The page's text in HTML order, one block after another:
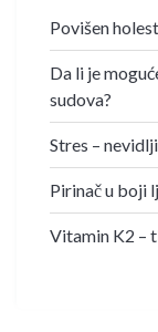
Povišen
Da li je
sudova?
Stres –
Pirinač u boji
Vitamin K2 –